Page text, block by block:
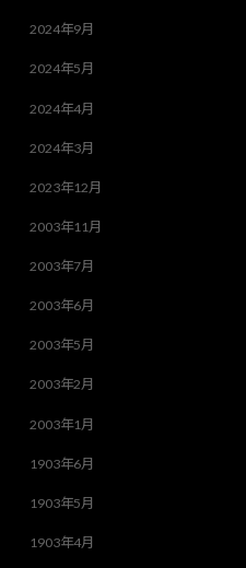
2024年9月
2024年5月
2024年4月
2024年3月
2023年12月
2003年11月
2003年7月
2003年6月
2003年5月
2003年2月
2003年1月
1903年6月
1903年5月
1903年4月